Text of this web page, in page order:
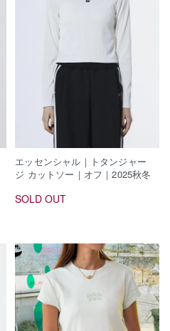
エッセンシャル｜トタンジャー
ジ カットソー｜オフ｜2025秋冬
SOLD OUT